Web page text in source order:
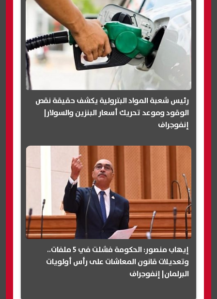
رئيس شعبة المواد البترولية يكشف حقيقة نقص
الوقود وموعد تحريك أسعار البنزين والسولار|
إنفوجراف
إيهاب منصور: الحكومة فشلت في 5 ملفات..
وتعديلات قانون المعاشات على رأس أولويات
البرلمان| إنفوجراف